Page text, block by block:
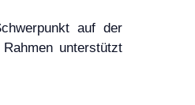
auf der
unterstützt